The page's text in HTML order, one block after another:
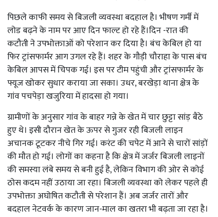
पिछले काफी समय से बिजली व्यवस्था बदहाल है। भीषण गर्मी में
लोड बढ़ने के नाम पर आए दिन फाल्ट हो रहे हैं।दिन -रात की
कटौती ने उपभोक्ताओं को परेशान कर दिया है। बंच केबिल हो या
फिर ट्रांसफार्मर आग उगल रहे हैं। शहर के गौड़ी चौराहा के पास बंच
केबिल आपस में चिपक गई। इस पर टीम पहुंची और ट्रांसफार्मर के
फ्यूज खोकर सुधार कराया जा सका। उधर, बरखेड़ा थाना क्षेत्र के
गांव पचपेड़ा खजुरिया में हादसा हो गया।
ग्रामीणों के अनुसार गांव के बाहर गन्ने के खेत में चार छुट्टा सांड़ बैठे
हुए थे। इसी दौरान खेत के ऊपर से गुजर रही बिजली लाइन
अचानक टूटकर नीचे गिर गई। करंट की चपेट में आने से चारों सांड़ों
की मौत हो गई। लोगों का कहना है कि क्षेत्र में जर्जर बिजली लाइनों
की समस्या लंबे समय से बनी हुई है, लेकिन विभाग की ओर से कोई
ठोस कदम नहीं उठाया जा रहा। बिजली व्यवस्था को लेकर पहले ही
उपभोक्ता अघोषित कटौती से परेशान हैं। अब जर्जर तारों और
बदहाल नेटवर्क के कारण जान-माल का खतरा भी बढ़ता जा रहा है।